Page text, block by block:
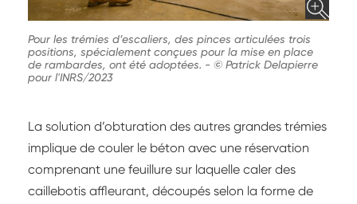
Pour les trémies d’escaliers, des pinces articulées trois
positions, spécialement conçues pour la mise en place
de rambardes, ont été adoptées. - © Patrick Delapierre
pour l'INRS/2023
La solution d’obturation des autres grandes trémies
implique de couler le béton avec une réservation
comprenant une feuillure sur laquelle caler des
caillebotis affleurant, découpés selon la forme de